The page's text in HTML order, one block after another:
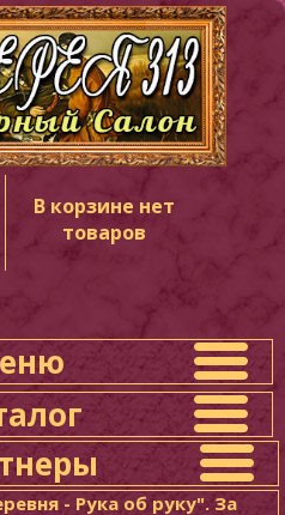
В корзине нет
товаров
- Рука об руку". За